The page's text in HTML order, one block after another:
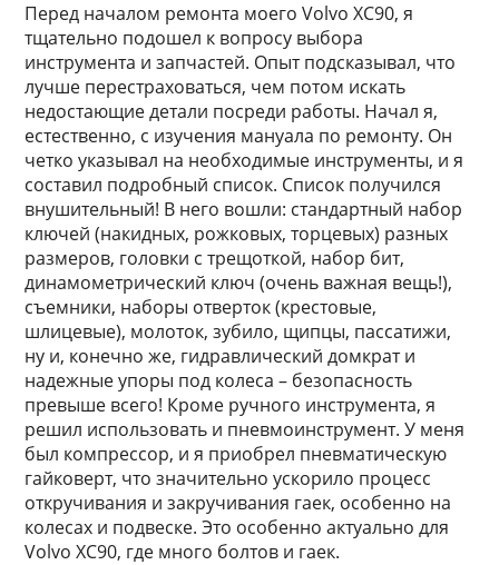
Перед началом ремонта моего Volvo XC90, я
тщательно подошел к вопросу выбора
инструмента и запчастей. Опыт подсказывал, что
лучше перестраховаться, чем потом искать
недостающие детали посреди работы. Начал я,
естественно, с изучения мануала по ремонту. Он
четко указывал на необходимые инструменты, и я
составил подробный список. Список получился
внушительный! В него вошли: стандартный набор
ключей (накидных, рожковых, торцевых) разных
размеров, головки с трещоткой, набор бит,
динамометрический ключ (очень важная вещь!),
съемники, наборы отверток (крестовые,
шлицевые), молоток, зубило, щипцы, пассатижи,
ну и, конечно же, гидравлический домкрат и
надежные упоры под колеса – безопасность
превыше всего! Кроме ручного инструмента, я
решил использовать и пневмоинструмент. У меня
был компрессор, и я приобрел пневматическую
гайковерт, что значительно ускорило процесс
откручивания и закручивания гаек, особенно на
колесах и подвеске. Это особенно актуально для
Volvo XC90, где много болтов и гаек.